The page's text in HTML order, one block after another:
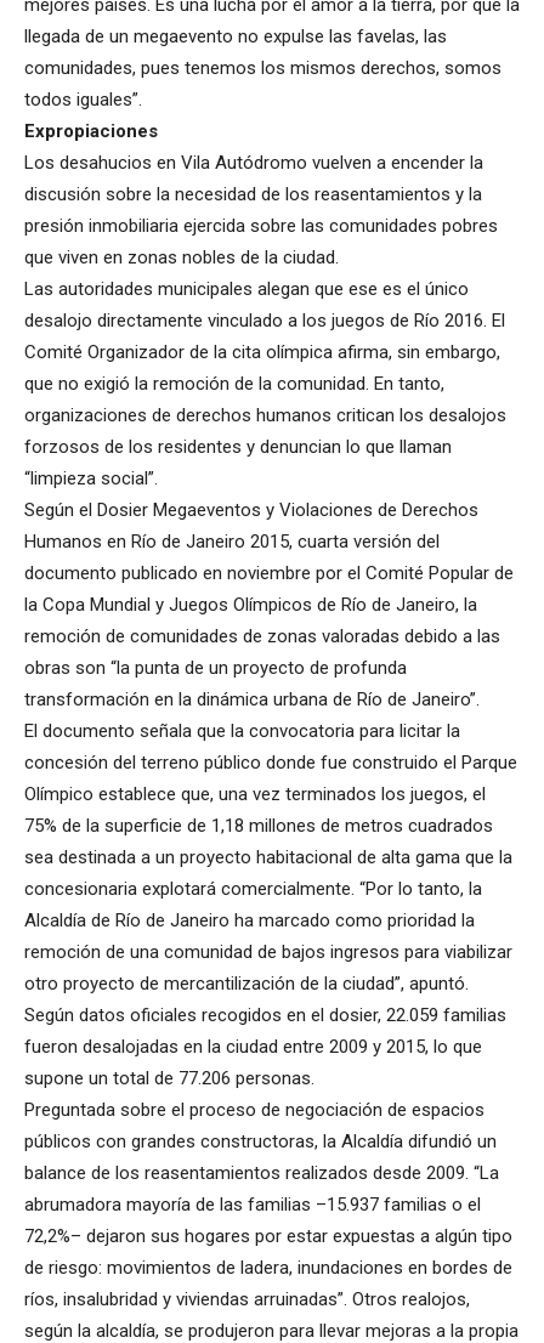
mejores países. Es una lucha por el amor a la tierra, por que la
llegada de un megaevento no expulse las favelas, las
comunidades, pues tenemos los mismos derechos, somos
todos iguales”.
Expropiaciones
Los desahucios en Vila Autódromo vuelven a encender la
discusión sobre la necesidad de los reasentamientos y la
presión inmobiliaria ejercida sobre las comunidades pobres
que viven en zonas nobles de la ciudad.
Las autoridades municipales alegan que ese es el único
desalojo directamente vinculado a los juegos de Río 2016. El
Comité Organizador de la cita olímpica afirma, sin embargo,
que no exigió la remoción de la comunidad. En tanto,
organizaciones de derechos humanos critican los desalojos
forzosos de los residentes y denuncian lo que llaman
“limpieza social”.
Según el Dosier Megaeventos y Violaciones de Derechos
Humanos en Río de Janeiro 2015, cuarta versión del
documento publicado en noviembre por el Comité Popular de
la Copa Mundial y Juegos Olímpicos de Río de Janeiro, la
remoción de comunidades de zonas valoradas debido a las
obras son “la punta de un proyecto de profunda
transformación en la dinámica urbana de Río de Janeiro”.
El documento señala que la convocatoria para licitar la
concesión del terreno público donde fue construido el Parque
Olímpico establece que, una vez terminados los juegos, el
75% de la superficie de 1,18 millones de metros cuadrados
sea destinada a un proyecto habitacional de alta gama que la
concesionaria explotará comercialmente. “Por lo tanto, la
Alcaldía de Río de Janeiro ha marcado como prioridad la
remoción de una comunidad de bajos ingresos para viabilizar
otro proyecto de mercantilización de la ciudad”, apuntó.
Según datos oficiales recogidos en el dosier, 22.059 familias
fueron desalojadas en la ciudad entre 2009 y 2015, lo que
supone un total de 77.206 personas.
Preguntada sobre el proceso de negociación de espacios
públicos con grandes constructoras, la Alcaldía difundió un
balance de los reasentamientos realizados desde 2009. “La
abrumadora mayoría de las familias –15.937 familias o el
72,2%– dejaron sus hogares por estar expuestas a algún tipo
de riesgo: movimientos de ladera, inundaciones en bordes de
ríos, insalubridad y viviendas arruinadas”. Otros realojos,
según la alcaldía, se produjeron para llevar mejoras a la propia